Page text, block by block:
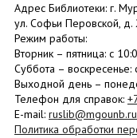
Адрес Библиотеки: г.
ул. Софьи Перовской, д.
Режим работы:
Вторник – пятница: с
Суббота – воскресенье:
Выходной день –
Телефон для справок:
E-mail: ruslib@mgounb.ru
Политика обработки